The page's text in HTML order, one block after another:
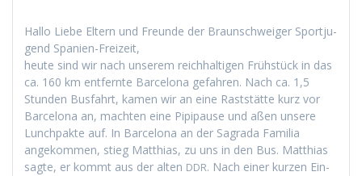
Hal­lo Liebe Eltern und Fre­unde der Braun­schweiger Sportju­
gend Spanien-Freizeit,
heute sind wir nach unserem reich­halti­gen Früh­stück in das
ca. 160 km ent­fer­nte Barcelona gefahren. Nach ca. 1,5
Stun­den Bus­fahrt, kamen wir an eine Rast­stätte kurz vor
Barcelona an, macht­en eine Pip­i­pause und aßen unsere
Lunch­pak­te auf. In Barcelona an der Sagra­da Famil­ia
angekom­men, stieg Matthias, zu uns in den Bus. Matthias
sagte, er kommt aus der alten DDR. Nach ein­er kurzen Ein­